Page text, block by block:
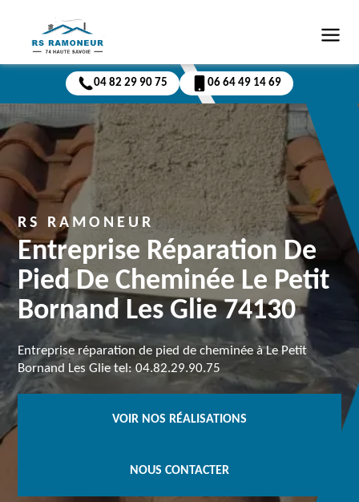
04 82 29 90 75 06 64 49 14 69
RS RAMONEUR
Entreprise Réparation De
Pied De Cheminée Le Petit
Bornand Les Glie 74130
Entreprise réparation de pied de cheminée à Le Petit
Bornand Les Glie tel: 04.82.29.90.75
VOIR NOS RÉALISATIONS
NOUS CONTACTER